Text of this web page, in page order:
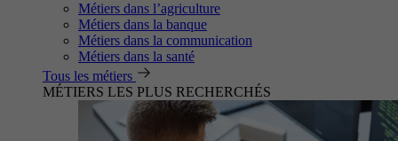
Métiers dans l’agriculture
Métiers dans la banque
Métiers dans la communication
Métiers dans la santé
Tous les métiers
MÉTIERS LES PLUS RECHERCHÉS